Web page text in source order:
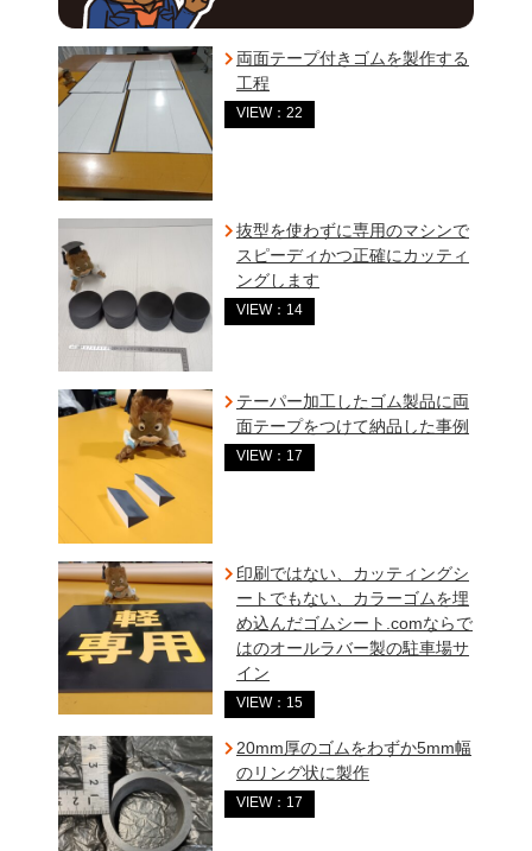
両面テープ付きゴムを製作する
工程
VIEW：22
抜型を使わずに専用のマシンで
スピーディかつ正確にカッティ
ングします
VIEW：14
テーパー加工したゴム製品に両
面テープをつけて納品した事例
VIEW：17
印刷ではない、カッティングシ
ートでもない、カラーゴムを埋
め込んだゴムシート.comならで
はのオールラバー製の駐車場サ
イン
VIEW：15
20mm厚のゴムをわずか5mm幅
のリング状に製作
VIEW：17